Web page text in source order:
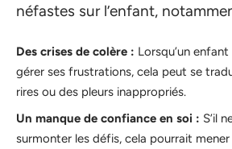
néfastes sur l’enfant,
Des crises de colère : Lorsqu’un
gérer ses frustrations, cela peut se
rires ou des pleurs inappropriés.
Un manque de confiance en soi : S’il
surmonter les défis, cela pourrait